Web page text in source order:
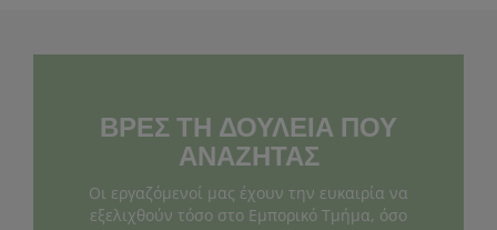
ΒΡΕΣ ΤΗ ΔΟΥΛΕΙΑ ΠΟΥ
ΑΝΑΖΗΤΑΣ
Οι εργαζόμενοί μας έχουν την ευκαιρία να
εξελιχθούν τόσο στο Εμπορικό Τμήμα, όσο